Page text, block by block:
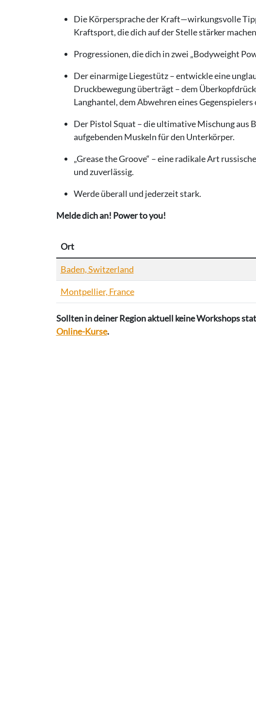
Die Körpersprache der Kraft—wirkungsvolle
Kraftsport, die dich auf der Stelle stärker
Progressionen, die dich in zwei „Bodyweight
Der einarmige Liegestütz – entwickle eine
Druckbewegung überträgt – dem
Langhantel, dem Abwehren eines Gegenspielers
Der Pistol Squat – die ultimative Mischung aus
aufgebenden Muskeln für den Unterkörper.
„Grease the Groove“ – eine radikale Art
und zuverlässig.
Werde überall und jederzeit stark.
Melde dich an! Power to you!
Ort
Baden, Switzerland
Montpellier, France
Sollten in deiner Region aktuell keine Workshops
Online-Kurse.